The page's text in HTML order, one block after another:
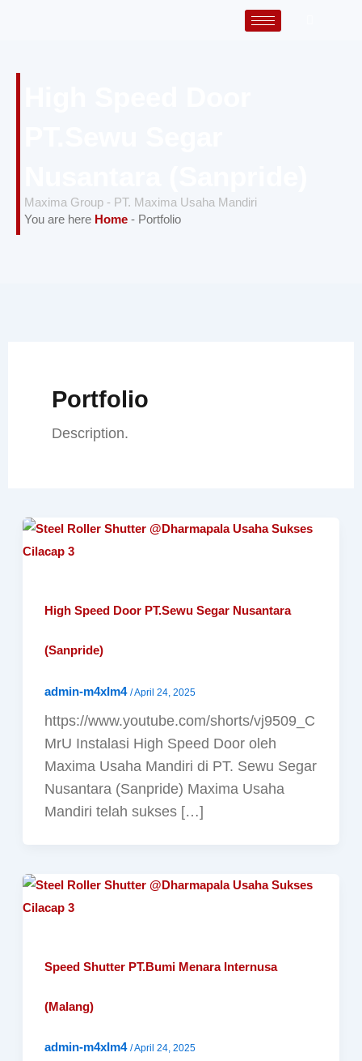
Maxima Group - PT. Maxima Usaha Mandiri
You are here Home - Portfolio
Portfolio
Description.
High Speed Door PT.Sewu Segar Nusantara
(Sanpride)
admin-m4xIm4 /April 24, 2025
https://www.youtube.com/shorts/vj9509_C
MrU Instalasi High Speed Door oleh
Maxima Usaha Mandiri di PT. Sewu Segar
Nusantara (Sanpride) Maxima Usaha
Mandiri telah sukses […]
Speed Shutter PT.Bumi Menara Internusa
(Malang)
admin-m4xIm4 /April 24, 2025